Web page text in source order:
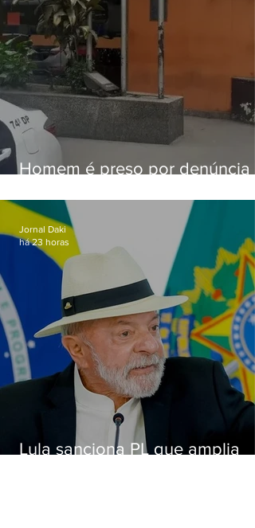
Homem é preso por denúncia
Alcântara
Lula sanciona PL que amplia
Jornal Daki
há 23 horas